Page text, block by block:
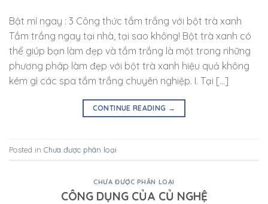
Bật mí ngay : 3 Công thức tắm trắng với bột trà xanh
Tắm trắng ngay tại nhà, tại sao không! Bột trà xanh có
thể giúp bạn làm đẹp và tắm trắng là một trong những
phương pháp làm đẹp với bột trà xanh hiệu quả không
kém gì các spa tắm trắng chuyên nghiệp. I. Tại […]
CONTINUE READING →
Posted in Chưa được phân loại
CHƯA ĐƯỢC PHÂN LOẠI
CÔNG DỤNG CỦA CỦ NGHỆ